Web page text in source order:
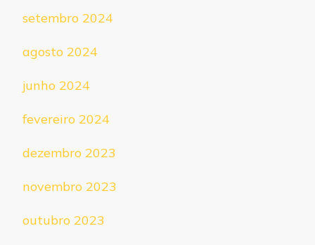
setembro 2024
agosto 2024
junho 2024
fevereiro 2024
dezembro 2023
novembro 2023
outubro 2023